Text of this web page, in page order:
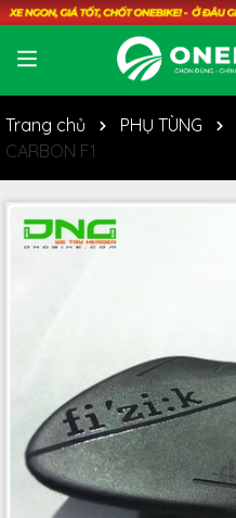
Trang chủ PHỤ TÙNG
CARBON F1